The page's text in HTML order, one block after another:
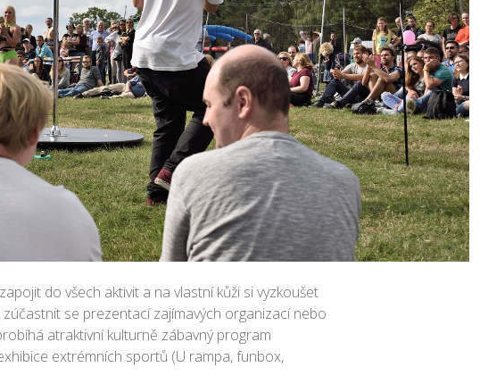
do všech aktivit a na vlastní kůži si vyzkoušet
se prezentací zajímavých organizací nebo
atraktivní kulturně zábavný program
extrémních sportů (U rampa, funbox,